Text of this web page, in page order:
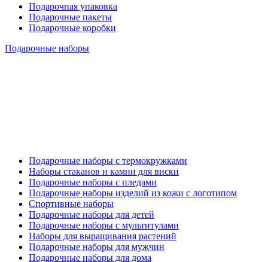
Подарочная упаковка
Подарочные пакеты
Подарочные коробки
Подарочные наборы
Подарочные наборы с термокружками
Наборы стаканов и камни для виски
Подарочные наборы с пледами
Подарочные наборы изделий из кожи с логотипом
Спортивные наборы
Подарочные наборы для детей
Подарочные наборы с мультитулами
Наборы для выращивания растений
Подарочные наборы для мужчин
Подарочные наборы для дома